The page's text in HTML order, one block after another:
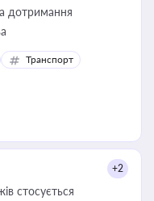
дотримання
Транспорт
+2
стосується